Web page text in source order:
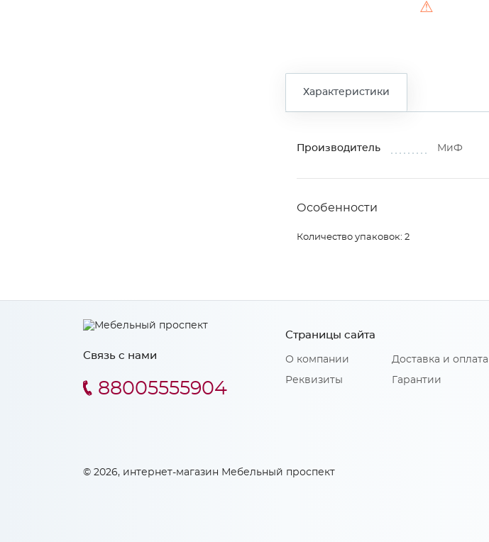
⚠
Характеристики
Производитель МиФ
Особенности
Количество упаковок: 2
Связь с нами
88005555904
Страницы сайта
О компании
Реквизиты
Доставка и оплата
Гарантии
© 2026, интернет-магазин Мебельный проспект